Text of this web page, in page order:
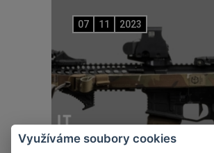
07 11 2023
Využíváme soubory cookies